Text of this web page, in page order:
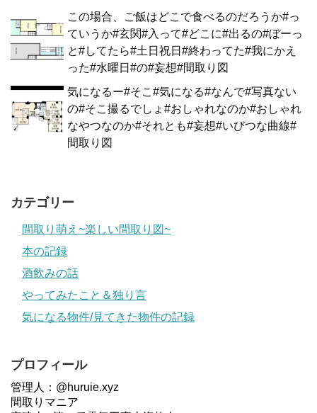
この場合、ご飯はどこで食べるのだろうか#っ
ていうか#玄関#入って#どこに#出るの#ぼーっ
と#してたら#土日祝日#終わってた#我にかえ
った#水曜日#の#妄想#間取り図
気になるー#そこ#気になる#なんで#写真ない
の#そこ撮るでしょ#おしゃれなのか#おしゃれ
なやつなのか#それとも#妄想#いびつな曲線#
間取り図
カテゴリー
間取り萌え~楽しい間取り図~
本の記録
酒飲みの話
やってみたこと＆独り言
気になる物件/見てきた物件の記録
プロフィール
管理人：@huruie.xyz
間取りマニア